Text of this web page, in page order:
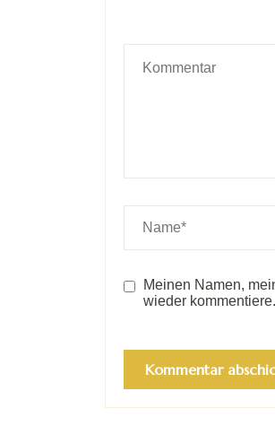
Meinen Namen,
wieder kommentiere.